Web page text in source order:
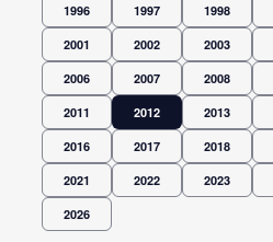
1996 1997 1998
2001 2002 2003
2006 2007 2008
2011 2012 2013
2016 2017 2018
2021 2022 2023
2026